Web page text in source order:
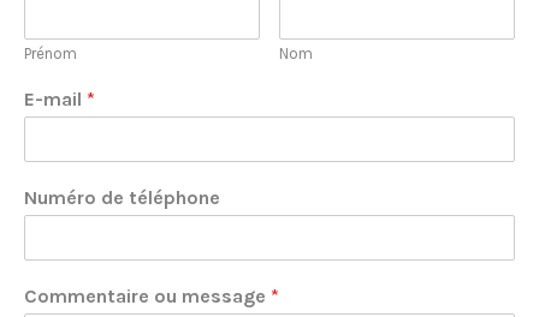
Prénom Nom
E-mail *
Numéro de téléphone
Commentaire ou message *